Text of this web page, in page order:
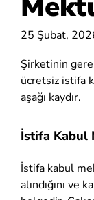
25 Şubat,
Şirketinin
ücretsiz istifa
aşağı kaydır.
İstifa Kabul
İstifa kabul
alındığını ve